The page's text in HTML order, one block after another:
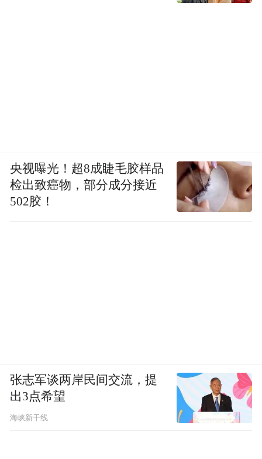
央视曝光！超8成睫毛胶样品
检出致癌物，部分成分接近
502胶！
张志军谈两岸民间交流，提
出3点希望
海峡新干线